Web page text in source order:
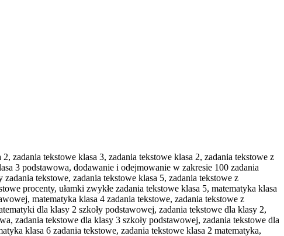
zadania tekstowe klasa 3, zadania tekstowe klasa 2, zadania tekstowe z
3 podstawowa, dodawanie i odejmowanie w zakresie 100 zadania
tekstowe, zadania tekstowe klasa 5, zadania tekstowe z
procenty, ułamki zwykłe zadania tekstowe klasa 5, matematyka klasa
matematyka klasa 4 zadania tekstowe, zadania tekstowe z
dla klasy 2 szkoły podstawowej, zadania tekstowe dla klasy 2,
zadania tekstowe dla klasy 3 szkoły podstawowej, zadania tekstowe dla
klasa 6 zadania tekstowe, zadania tekstowe klasa 2 matematyka,